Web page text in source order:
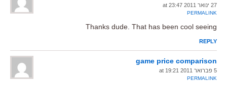
27 ינואר 2011 at 23:47
PERMALINK
Thanks dude. That has been cool seeing
REPLY
game price comparison
5 פברואר 2011 at 19:21
PERMALINK